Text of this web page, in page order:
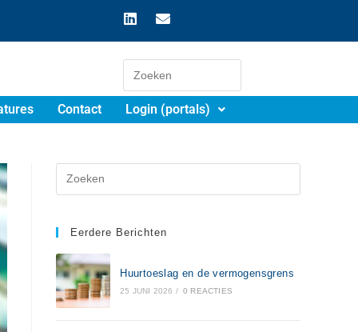
Contact Login (portals)
Eerdere Berichten
Huurtoeslag en de vermogensgrens
25 JUNI 2026 / 0 REACTIES